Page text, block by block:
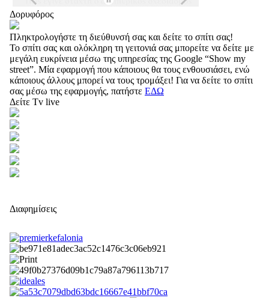
Δορυφόρος
Πληκτρολογήστε τη διεύθυνσή σας και δείτε το σπίτι σας!
Το σπίτι σας και ολόκληρη τη γειτονιά σας μπορείτε να δείτε με
μεγάλη ευκρίνεια μέσω της υπηρεσίας της Google “Show my
street”. Μία εφαρμογή που κάποιους θα τους ενθουσιάσει, ενώ
κάποιους άλλους μπορεί να τους τρομάξει! Για να δείτε το σπίτι
σας μέσω της εφαρμογής, πατήστε ΕΔΩ
Δείτε Tv live
Διαφημίσεις